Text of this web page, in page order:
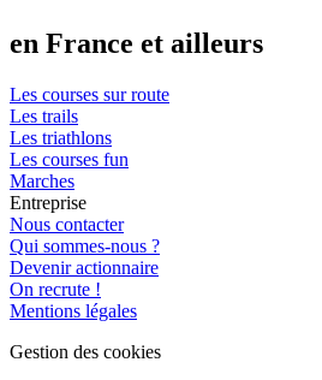
en France et ailleurs
Les courses sur route
Les trails
Les triathlons
Les courses fun
Marches
Entreprise
Nous contacter
Qui sommes-nous ?
Devenir actionnaire
On recrute !
Mentions légales
Gestion des cookies